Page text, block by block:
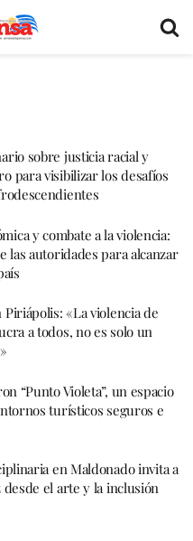
sobre justicia racial y
para visibilizar los desafíos
y combate a la violencia:
las autoridades para alcanzar
«La violencia de
a todos, no es solo un
“Punto Violeta”, un espacio
turísticos seguros e
en Maldonado invita a
el arte y la inclusión